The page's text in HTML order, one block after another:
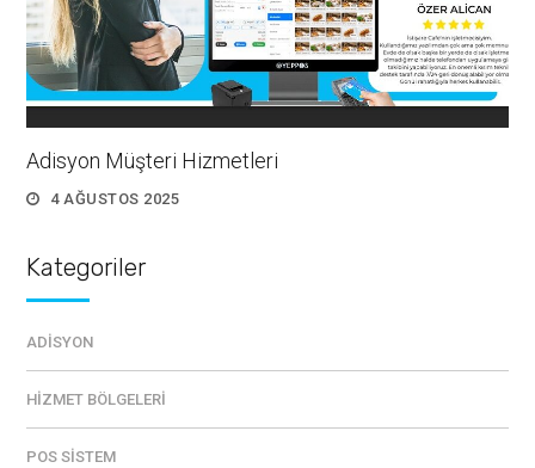
Adisyon Müşteri Hizmetleri
4 AĞUSTOS 2025
Kategoriler
ADISYON
HIZMET BÖLGELERI
POS SISTEM